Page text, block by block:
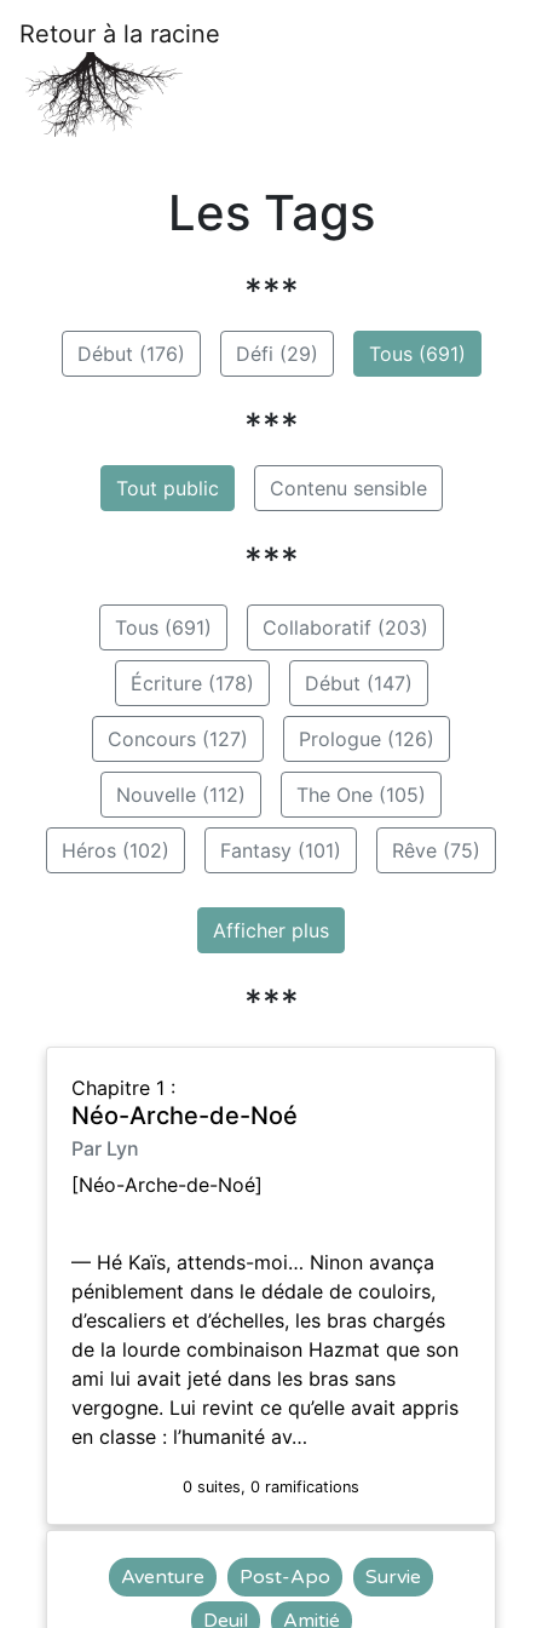
Retour à la racine
Les Tags
***
Début (176) Défi (29) Tous (691)
***
Tout public Contenu sensible
***
Tous (691) Collaboratif (203)
Écriture (178) Début (147)
Concours (127) Prologue (126)
Nouvelle (112) The One (105)
Héros (102) Fantasy (101) Rêve (75)
Afficher plus
***
Chapitre 1 :
Néo-Arche-de-Noé
Par Lyn
[Néo-Arche-de-Noé]
— Hé Kaïs, attends-moi… Ninon avança
péniblement dans le dédale de couloirs,
d’escaliers et d’échelles, les bras chargés
de la lourde combinaison Hazmat que son
ami lui avait jeté dans les bras sans
vergogne. Lui revint ce qu’elle avait appris
en classe : l’humanité av…
0 suites, 0 ramifications
Aventure Post-Apo
Survie
Deuil
Amitié